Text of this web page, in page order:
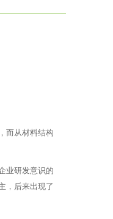
，而从材料结构
业研发意识的
，后来出现了